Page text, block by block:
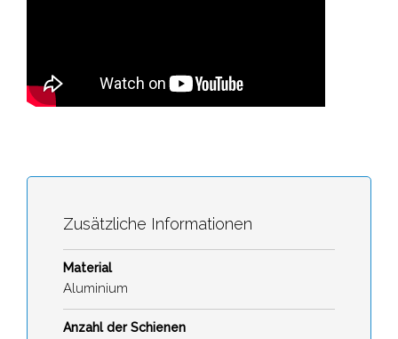
Zusätzliche Informationen
Material
Aluminium
Anzahl der Schienen